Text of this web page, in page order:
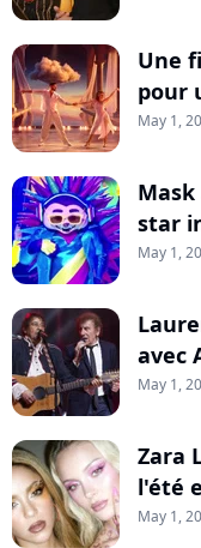
Une
pour
May 1,
star
May 1,
avec
May 1,
Zara
l'été
May 1,